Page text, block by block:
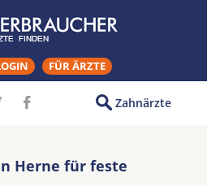
FÜR ÄRZTE
Zahnärzte
Herne für feste